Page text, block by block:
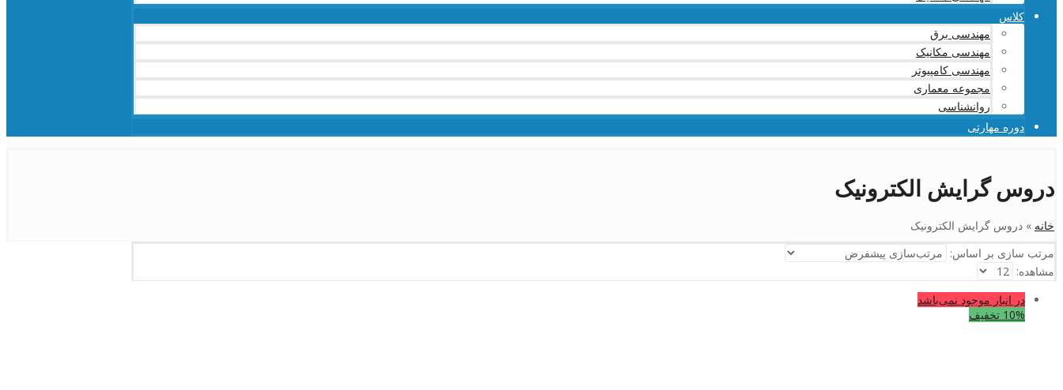
کلاس
مهندسی برق
مهندسی مکانیک
مهندسی کامپیوتر
مجموعه معماری
روانشناسی
دوره مهارتی
دروس گرایش الکترونیک
خانه » دروس گرایش الکترونیک
مرتب سازی بر اساس:
مشاهده:
در انبار موجود نمی‌باشد
10% تخفیف